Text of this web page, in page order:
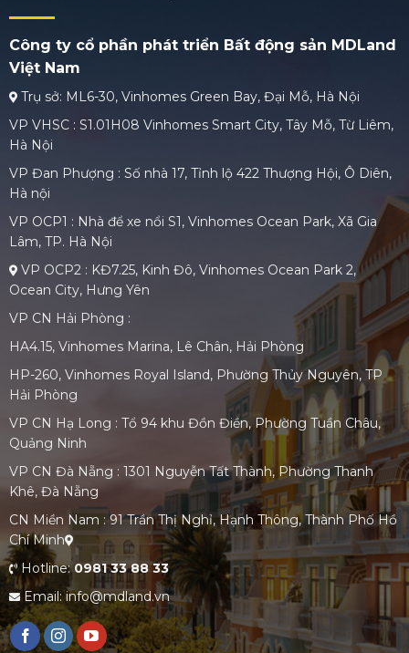
Công ty cổ phần phát triển Bất động sản MDLand
Việt Nam
Trụ sở: ML6-30, Vinhomes Green Bay, Đại Mỗ, Hà Nội
VP VHSC : S1.01H08 Vinhomes Smart City, Tây Mỗ, Từ Liêm,
Hà Nội
VP Đan Phượng : Số nhà 17, Tỉnh lộ 422 Thượng Hội, Ô Diên,
Hà nội
VP OCP1 : Nhà để xe nổi S1, Vinhomes Ocean Park, Xã Gia
Lâm, TP. Hà Nội
VP OCP2 : KĐ7.25, Kinh Đô, Vinhomes Ocean Park 2,
Ocean City, Hưng Yên
VP CN Hải Phòng :
HA4.15, Vinhomes Marina, Lê Chân, Hải Phòng
HP-260, Vinhomes Royal Island, Phường Thủy Nguyên, TP
Hải Phòng
VP CN Hạ Long : Tổ 94 khu Đồn Điền, Phường Tuần Châu,
Quảng Ninh
VP CN Đà Nẵng : 1301 Nguyễn Tất Thành, Phường Thanh
Khê, Đà Nẵng
CN Miền Nam : 91 Trần Thị Nghỉ, Hạnh Thông, Thành Phố Hồ
Chí Minh
Hotline:0981 33 88 33
Email: info@mdland.vn